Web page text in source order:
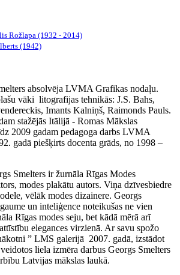
Rožlapa (1932 - 2014)
(1942)
absolvēja LVMA Grafikas nodaļu.
vāki litografijas tehnikās: J.S. Bahs,
Imants Kalniņš, Raimonds Pauls.
stažējās Itālijā - Romas Mākslas
2009 gadam pedagoga darbs LVMA
gadā piešķirts docenta grāds, no 1998 –
Smelters ir žurnāla Rīgas Modes
modes plakātu autors. Viņa dzīvesbiedre
vēlāk modes dizainere. Georgs
un inteliģence noteikušas ne vien
Rīgas modes seju, bet kādā mērā arī
elegances virzienā. Ar savu spožo
” LMS galerijā 2007. gadā, izstādot
liela izmēra darbus Georgs Smelters
Latvijas mākslas laukā.